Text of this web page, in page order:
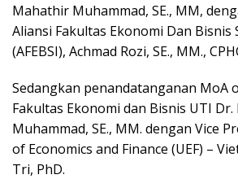
Mahathir Muhammad, SE., MM,
Aliansi Fakultas Ekonomi Dan Bisnis
(AFEBSI), Achmad Rozi, SE., MM.,
Sedangkan penandatanganan MoA
Fakultas Ekonomi dan Bisnis UTI
Muhammad, SE., MM. dengan Vice
of Economics and Finance (UEF) –
Tri, PhD.